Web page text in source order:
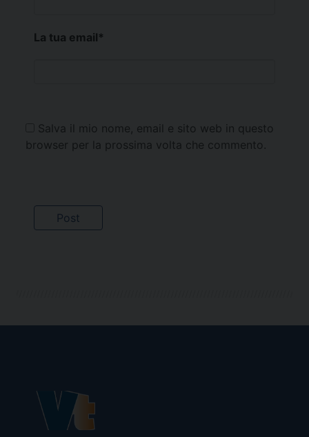
La tua email*
Salva il mio nome, email e sito web in questo
browser per la prossima volta che commento.